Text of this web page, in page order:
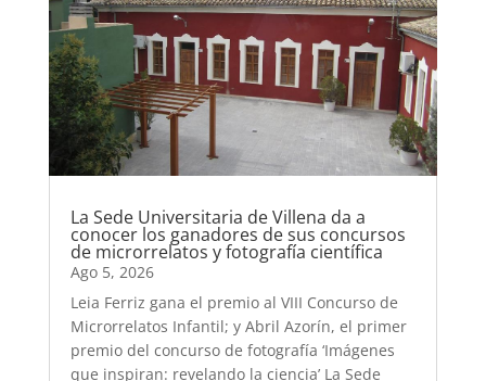
La Sede Universitaria de Villena da a
conocer los ganadores de sus concursos
de microrrelatos y fotografía científica
Ago 5, 2026
Leia Ferriz gana el premio al VIII Concurso de
Microrrelatos Infantil; y Abril Azorín, el primer
premio del concurso de fotografía ‘Imágenes
que inspiran: revelando la ciencia’ La Sede